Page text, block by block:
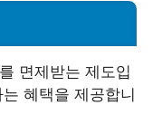
면제받는 제도입
혜택을 제공합니